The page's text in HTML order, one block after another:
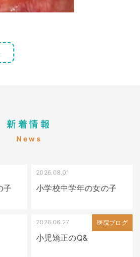
新着情報
News
る）
子
2026.08.01
小学校中学年の女の子
医院ブログ
2026.06.27
小児矯正のQ&